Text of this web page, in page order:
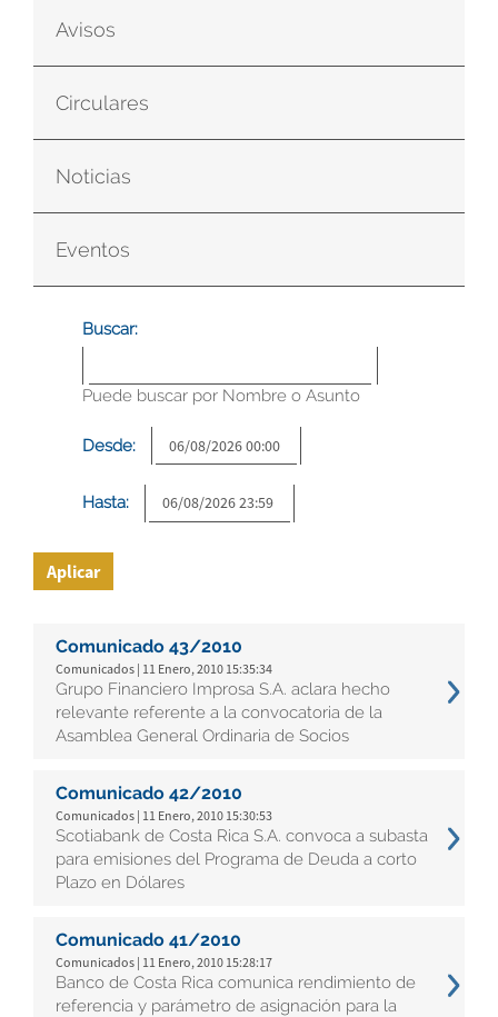
Avisos
Circulares
Noticias
Eventos
Buscar:
Puede buscar por Nombre o Asunto
Desde:
Hasta:
Aplicar
Comunicado 43/2010
Comunicados | 11 Enero, 2010 15:35:34
Grupo Financiero Improsa S.A. aclara hecho
relevante referente a la convocatoria de la
Asamblea General Ordinaria de Socios
Comunicado 42/2010
Comunicados | 11 Enero, 2010 15:30:53
Scotiabank de Costa Rica S.A. convoca a subasta
para emisiones del Programa de Deuda a corto
Plazo en Dólares
Comunicado 41/2010
Comunicados | 11 Enero, 2010 15:28:17
Banco de Costa Rica comunica rendimiento de
referencia y parámetro de asignación para la